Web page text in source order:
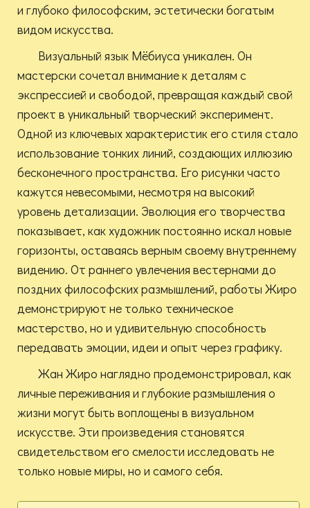
и глубоко философским, эстетически богатым
видом искусства.
Визуальный язык Мёбиуса уникален. Он
мастерски сочетал внимание к деталям с
экспрессией и свободой, превращая каждый свой
проект в уникальный творческий эксперимент.
Одной из ключевых характеристик его стиля стало
использование тонких линий, создающих иллюзию
бесконечного пространства. Его рисунки часто
кажутся невесомыми, несмотря на высокий
уровень детализации. Эволюция его творчества
показывает, как художник постоянно искал новые
горизонты, оставаясь верным своему внутреннему
видению. От раннего увлечения вестернами до
поздних философских размышлений, работы Жиро
демонстрируют не только техническое
мастерство, но и удивительную способность
передавать эмоции, идеи и опыт через графику.
Жан Жиро наглядно продемонстрировал, как
личные переживания и глубокие размышления о
жизни могут быть воплощены в визуальном
искусстве. Эти произведения становятся
свидетельством его смелости исследовать не
только новые миры, но и самого себя.